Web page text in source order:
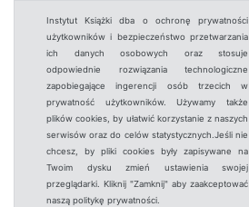
Instytut Książki dba o ochronę prywatności
użytkowników i bezpieczeństwo przetwarzania
ich danych osobowych oraz stosuje
odpowiednie rozwiązania technologiczne
zapobiegające ingerencji osób trzecich w
prywatność użytkowników. Używamy także
plików cookies, by ułatwić korzystanie z naszych
serwisów oraz do celów statystycznych.Jeśli nie
chcesz, by pliki cookies były zapisywane na
Twoim dysku zmień ustawienia swojej
przeglądarki. Kliknij "Zamknij" aby zaakceptować
naszą politykę prywatności.